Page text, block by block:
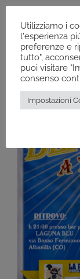
Utilizziamo i
l'esperienza
preferenze e
tutto",
puoi visitare
consenso
Impostazioni